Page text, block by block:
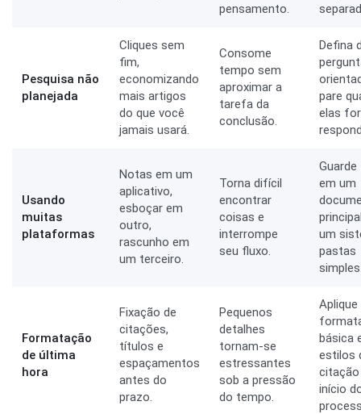
pensamento.
Pesquisa não
planejada
Cliques sem
fim,
economizando
mais artigos
do que você
jamais usará.
Consome
tempo sem
aproximar a
tarefa da
conclusão.
Defina
pare
elas
Usando
muitas
plataformas
Notas em um
aplicativo,
esboçar em
outro,
rascunho em
um terceiro.
Torna difícil
encontrar
coisas e
interrompe
seu fluxo.
em um
um
pastas
Formatação
de última
hora
Fixação de
citações,
títulos e
espaçamentos
antes do
prazo.
Pequenos
detalhes
tornam-se
estressantes
sob a pressão
do tempo.
Aplique
básica
estilos
início